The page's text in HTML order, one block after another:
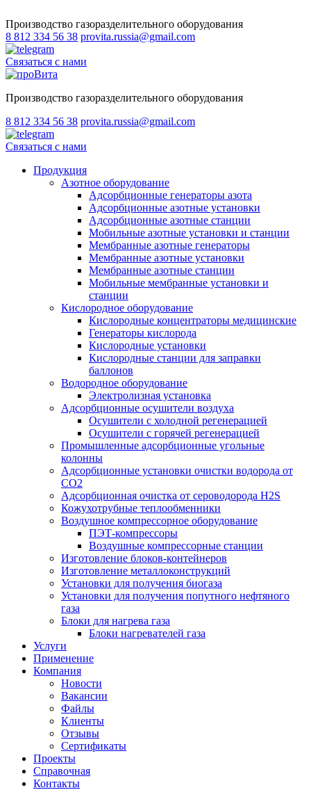
Производство газоразделительного оборудования
8 812 334 56 38 provita.russia@gmail.com
Связаться с нами
Производство газоразделительного оборудования
8 812 334 56 38 provita.russia@gmail.com
Связаться с нами
Продукция
Азотное оборудование
Адсорбционные генераторы азота
Адсорбционные азотные установки
Адсорбционные азотные станции
Мобильные азотные установки и станции
Мембранные азотные генераторы
Мембранные азотные установки
Мембранные азотные станции
Мобильные мембранные установки и
станции
Кислородное оборудование
Кислородные концентраторы медицинские
Генераторы кислорода
Кислородные установки
Кислородные станции для заправки
баллонов
Водородное оборудование
Электролизная установка
Адсорбционные осушители воздуха
Осушители с холодной регенерацией
Осушители с горячей регенерацией
Промышленные адсорбционные угольные
колонны
Адсорбционные установки очистки водорода от
CO2
Адсорбционная очистка от сероводорода H2S
Кожухотрубные теплообменники
Воздушное компрессорное оборудование
ПЭТ-компрессоры
Воздушные компрессорные станции
Изготовление блоков-контейнеров
Изготовление металлоконструкций
Установки для получения биогаза
Установки для получения попутного нефтяного
газа
Блоки для нагрева газа
Блоки нагревателей газа
Услуги
Применение
Компания
Новости
Вакансии
Файлы
Клиенты
Отзывы
Сертификаты
Проекты
Справочная
Контакты